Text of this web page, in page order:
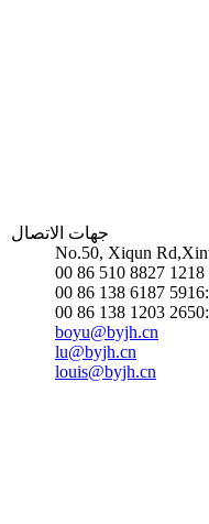
جهات الاتصال
No.50, Xiqun
00 86 510 8827 1218
00 86 138 6187
00 86 138 1203
boyu@byjh.cn
lu@byjh.cn
louis@byjh.cn